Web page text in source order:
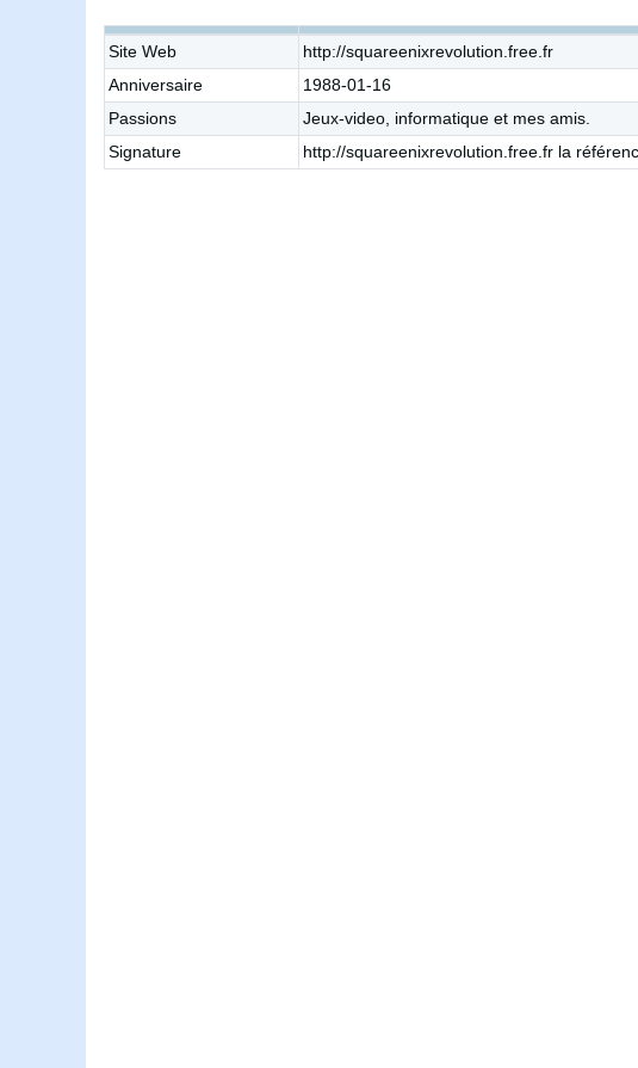
Site Web
http://squareenixrevolution.free.fr
Anniversaire
1988-01-16
Passions
Jeux-video, informatique et mes amis.
Signature
http://squareenixrevolution.free.fr la